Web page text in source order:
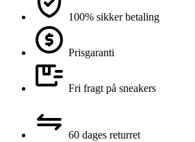
100% sikker betaling
Prisgaranti
Fri fragt på sneakers
60 dages returret